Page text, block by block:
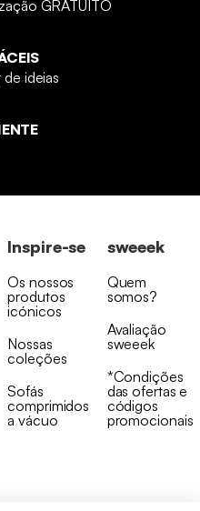
GRATUITO
de ideias
Inspire-se
Os nossos
produtos
icónicos
Nossas
coleções
Sofás
comprimidos
a vácuo
sweeek
Quem
somos?
Avaliação
sweeek
*Condições
das ofertas e
códigos
promocionais